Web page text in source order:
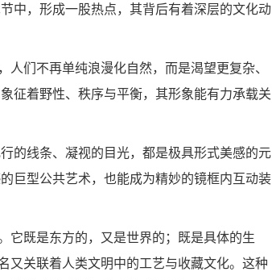
中，形成一股热点，其背后有着深层的文化动
们不再单纯浪漫化自然，而是渴望更复杂、
征着野性、秩序与平衡，其形象能有力承载关
的线条、凝视的目光，都是极具形式美感的元
巨型公共艺术，也能成为精妙的镜框内互动装
它既是东方的，又是世界的；既是具体的生
又关联着人类文明中的工艺与收藏文化。这种